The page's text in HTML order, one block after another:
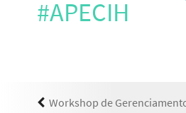
#APECIH
Workshop de